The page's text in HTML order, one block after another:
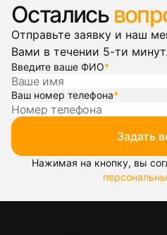
Остались
Отправьте заявку и наш
Вами в течении 5-ти минут.
Введите ваше ФИО*
Ваш номер телефона*
Задать
Нажимая на кнопку, вы